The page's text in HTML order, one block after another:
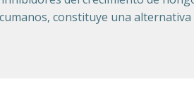
constituye una